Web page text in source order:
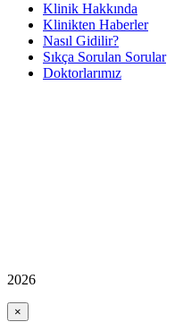
Klinik Hakkında
Klinikten Haberler
Nasıl Gidilir?
Sıkça Sorulan Sorular
Doktorlarımız
2026
×